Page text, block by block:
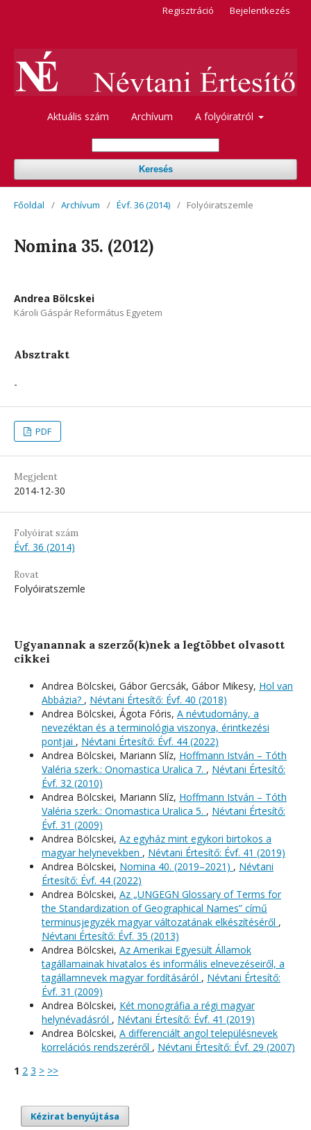
Aktuális szám Archívum A folyóiratról
Keresés
Regisztráció Bejelentkezés
Főoldal / Archívum / Évf. 36 (2014) / Folyóiratszemle
Nomina 35. (2012)
Andrea Bölcskei
Károli Gáspár Református Egyetem
Absztrakt
-
PDF
Megjelent
2014-12-30
Folyóirat szám
Évf. 36 (2014)
Rovat
Folyóiratszemle
Ugyanannak a szerző(k)nek a legtöbbet olvasott
cikkei
Andrea Bölcskei, Gábor Gercsák, Gábor Mikesy, Hol van
Abbázia? , Névtani Értesítő: Évf. 40 (2018)
Andrea Bölcskei, Ágota Fóris, A névtudomány, a
nevezéktan és a terminológia viszonya, érintkezési
pontjai , Névtani Értesítő: Évf. 44 (2022)
Andrea Bölcskei, Mariann Slíz, Hoffmann István – Tóth
Valéria szerk.: Onomastica Uralica 7. , Névtani Értesítő:
Évf. 32 (2010)
Andrea Bölcskei, Mariann Slíz, Hoffmann István – Tóth
Valéria szerk.: Onomastica Uralica 5. , Névtani Értesítő:
Évf. 31 (2009)
Andrea Bölcskei, Az egyház mint egykori birtokos a
magyar helynevekben , Névtani Értesítő: Évf. 41 (2019)
Andrea Bölcskei, Nomina 40. (2019–2021) , Névtani
Értesítő: Évf. 44 (2022)
Andrea Bölcskei, Az „UNGEGN Glossary of Terms for
the Standardization of Geographical Names” című
terminusjegyzék magyar változatának elkészítéséről ,
Névtani Értesítő: Évf. 35 (2013)
Andrea Bölcskei, Az Amerikai Egyesült Államok
tagállamainak hivatalos és informális elnevezéseiről, a
tagállamnevek magyar fordításáról , Névtani Értesítő:
Évf. 31 (2009)
Andrea Bölcskei, Két monográfia a régi magyar
helynévadásról , Névtani Értesítő: Évf. 41 (2019)
Andrea Bölcskei, A differenciált angol településnevek
korrelációs rendszeréről , Névtani Értesítő: Évf. 29 (2007)
1 2 3 > >>
Kézirat benyújtása